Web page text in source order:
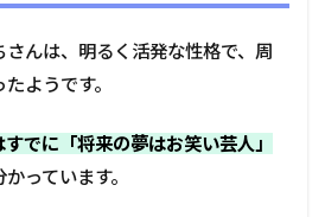
んは、明るく活発な性格で、周
ようです。
でに「将来の夢はお笑い芸人」
っています。